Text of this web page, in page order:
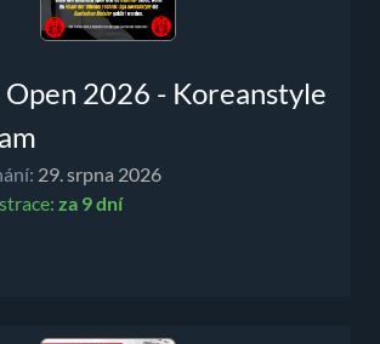
2026 - Koreanstyle
29. srpna 2026
za 9 dní